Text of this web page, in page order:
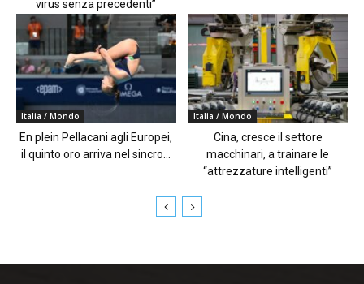
virus senza precedenti”
Italia / Mondo
En plein Pellacani agli Europei,
il quinto oro arriva nel sincro...
Italia / Mondo
Cina, cresce il settore
macchinari, a trainare le
“attrezzature intelligenti”